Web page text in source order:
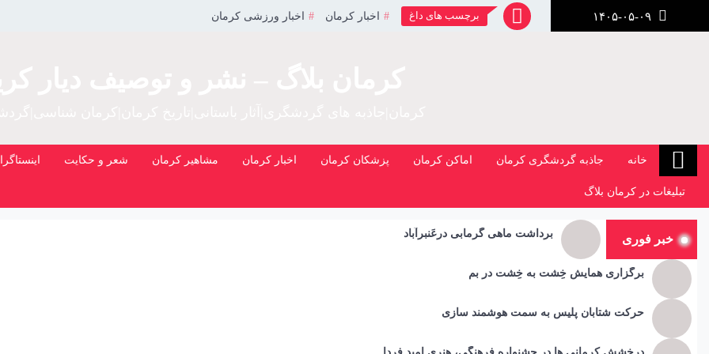
برچسب های داغ اخبار کرمان اخبار ورزشی کرمان
خانه جاذبه گردشگری کرمان اماکن کرمان پزشکان کرمان اخبار کرمان مشاهیر کرمان شعر و حکایت
تبلیغات در کرمان بلاگ
خبر فوری برداشت ماهی گرمابی درعَنبرآباد
برگزاری همایش خِشت به خِشت در بم
حرکت شتابان پلیس به سمت هوشمند سازی